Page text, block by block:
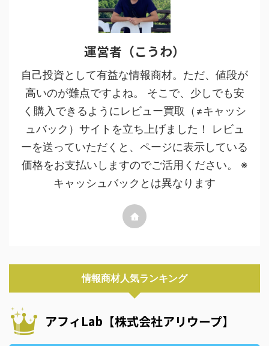
運営者（こうわ）
自己投資として有益な情報商材。ただ、値段が
高いのが難点ですよね。 そこで、少しでも安
く購入できるようにレビュー買取（≠キャッシ
ュバック）サイトを立ち上げました！ レビュ
ーを送っていただくと、ページに表示している
価格をお支払いしますのでご活用ください。 ※
キャッシュバックとは異なります
情報商材人気ランキング
アフィLab【株式会社アリウープ】